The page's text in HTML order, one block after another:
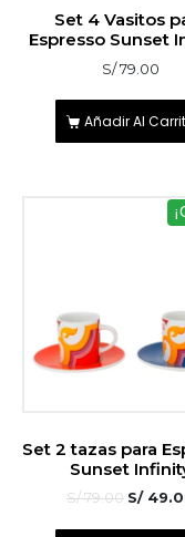
Set 4 Vasitos
Espresso Sunset
S/79.00
Añadir Al
Set 2 tazas para
Sunset
S/79.00 S/